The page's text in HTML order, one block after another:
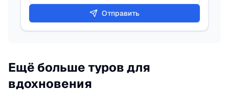
Отправить
Ещё больше туров для
вдохновения